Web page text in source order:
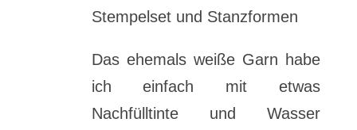
Stempelset und Stanzformen
Das ehemals weiße Garn habe
ich einfach mit etwas
Nachfülltinte und Wasser